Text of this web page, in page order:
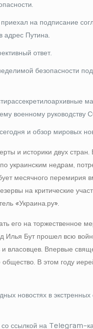
на подписание
адрес Путина.
ответ.
безопасности
рассекретило архивные
военному руководству
и обзор мировых
и историки двух
украинским недрам,
месячного перемирия
на критические
«Украина.ру».
его на торжественное
Илья Бут прошел всю
власовцев. Впервые
В этом году
новостях в
ссылкой на Telegram-